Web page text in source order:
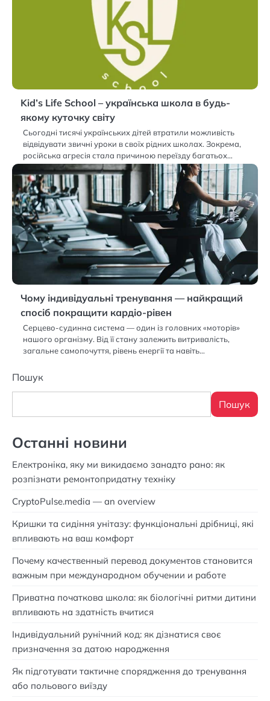
Kid’s Life School – українська школа в будь-
якому куточку світу
Сьогодні тисячі українських дітей втратили можливість
відвідувати звичні уроки в своїх рідних школах. Зокрема,
російська агресія стала причиною переїзду багатьох…
Чому індивідуальні тренування — найкращий
спосіб покращити кардіо-рівен
Серцево-судинна система — один із головних «моторів»
нашого організму. Від її стану залежить витривалість,
загальне самопочуття, рівень енергії та навіть…
Пошук
Пошук
Останні новини
Електроніка, яку ми викидаємо занадто рано: як
розпізнати ремонтопридатну техніку
CryptoPulse.media — an overview
Кришки та сидіння унітазу: функціональні дрібниці, які
впливають на ваш комфорт
Почему качественный перевод документов становится
важным при международном обучении и работе
Приватна початкова школа: як біологічні ритми дитини
впливають на здатність вчитися
Індивідуальний рунічний код: як дізнатися своє
призначення за датою народження
Як підготувати тактичне спорядження до тренування
або польового виїзду